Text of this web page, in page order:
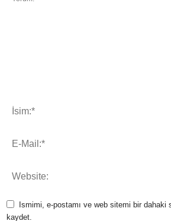
Ismimi, e-postamı ve web sitemi bir dahaki
kaydet.